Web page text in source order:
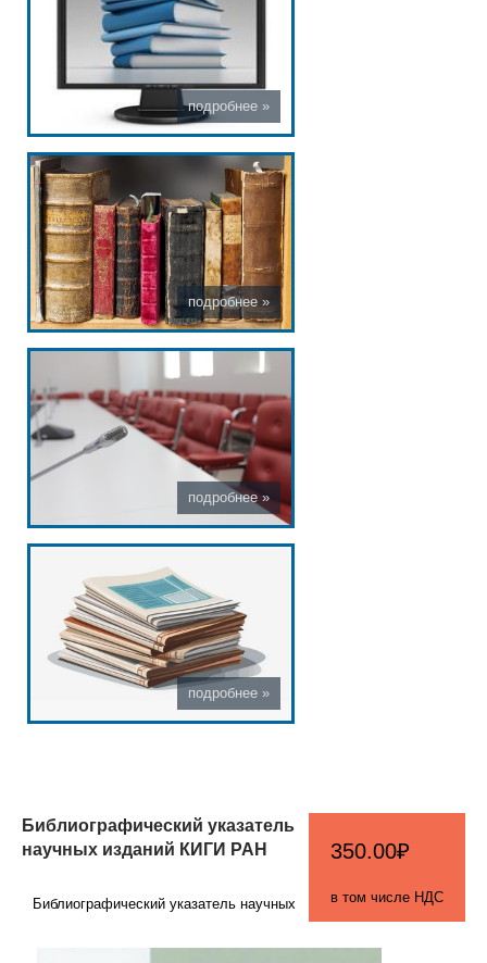
350.00₽
в том числе НДС
Библиографический указатель
научных изданий КИГИ РАН
Библиографический указатель научных